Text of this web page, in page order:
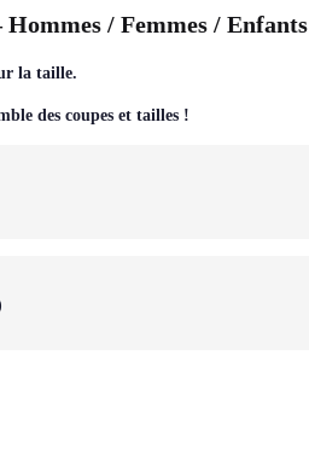
/ Femmes / Enfants
la taille.
des coupes et tailles !